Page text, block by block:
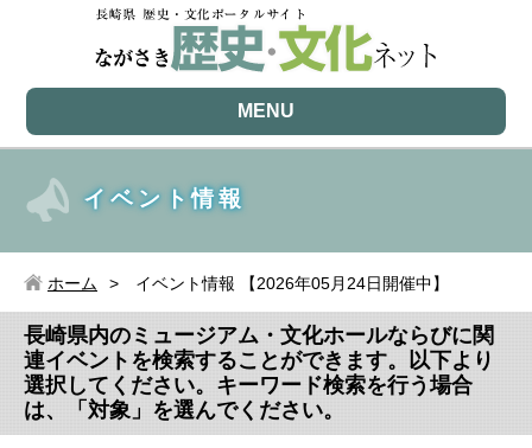
MENU
イベント情報
ホーム イベント情報 【2026年05月24日開催中】
長崎県内のミュージアム・文化ホールならびに関
連イベントを検索することができます。以下より
選択してください。キーワード検索を行う場合
は、「対象」を選んでください。